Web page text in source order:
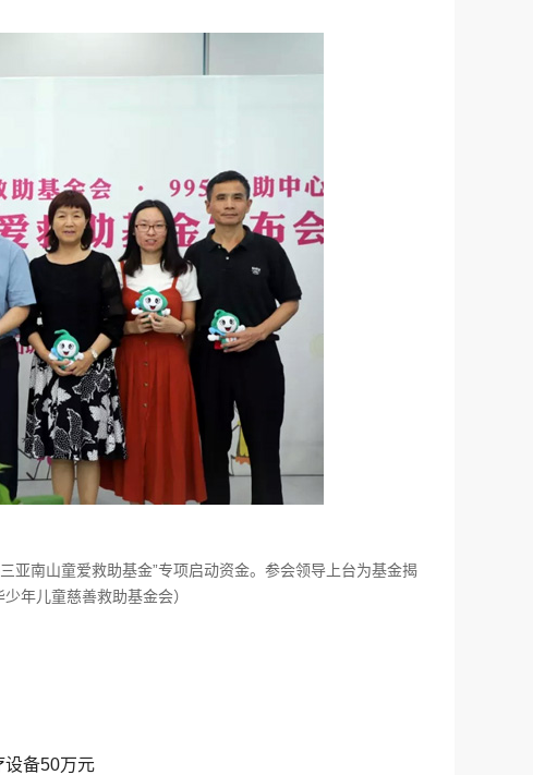
南山童爱救助基金”专项启动资金。参会领导上台为基金揭
少年儿童慈善救助基金会）
设备50万元